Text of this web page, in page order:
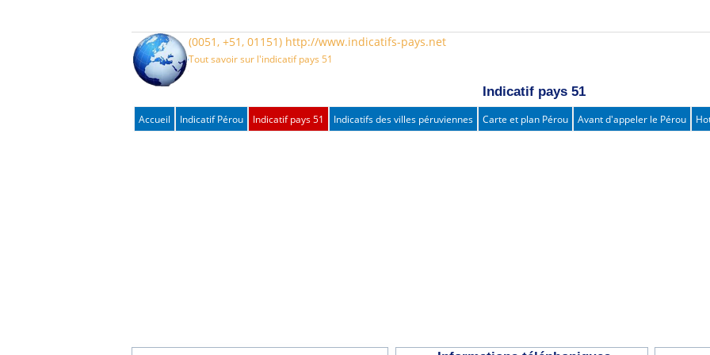
(0051, +51, 01151) http://www.indicatifs-pays.net
Tout savoir sur l'indicatif pays 51
Indicatif pays 51
Accueil Indicatif Pérou Indicatif pays 51 Indicatifs des villes péruviennes Carte et plan Pérou Avant d'appeler le Pérou